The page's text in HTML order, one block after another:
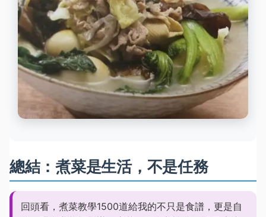
總結：煮菜是生活，不是任務
回頭看，煮菜教學1500道給我的不只是食譜，更是自